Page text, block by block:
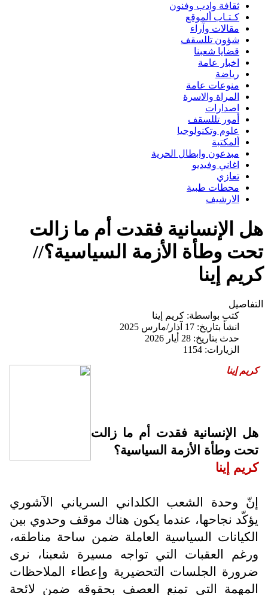
ثقافة وادب وفنون
كـتـاب ألموقع
مقالات وآراء
شؤون تللسقف
قضايا شعبنا
اخبار عامة
رياضة
منوعات عامة
المراة والاسرة
اصدارات
أمور تللسقف
علوم وتكنولوجيا
ألمكتبة
مبدعون وابطال الحرية
اغاني وفيديو
تعازي
محطات طبية
الارشيف
هل الإنسانية فقدت أم ما زالت
تحت وطأة الأزمة السياسية؟//
كريم إينا
التفاصيل
كتب بواسطة: كريم إينا
انشأ بتاريخ: 17 آذار/مارس 2025
حدث بتاريخ: 28 أيار 2026
الزيارات: 1154
كريم إينا
هل الإنسانية فقدت أم ما زالت
تحت وطأة الأزمة السياسية؟
كريم إينا
إنّ وحدة الشعب الكلداني السرياني الآشوري
يؤكّد نجاحها، عندما يكون هناك موقف وحدوي بين
الكيانات السياسية العاملة ضمن ساحة مناطقه،
ورغم العقبات التي تواجه مسيرة شعبنا، نرى
ضرورة الجلسات التحضيرية وإعطاء الملاحظات
المهمة التي تمنع العصف بحقوقه ضمن لائحة